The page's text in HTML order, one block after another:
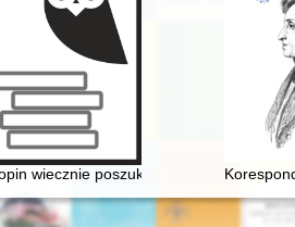
wiecznie poszukiwany. Historia